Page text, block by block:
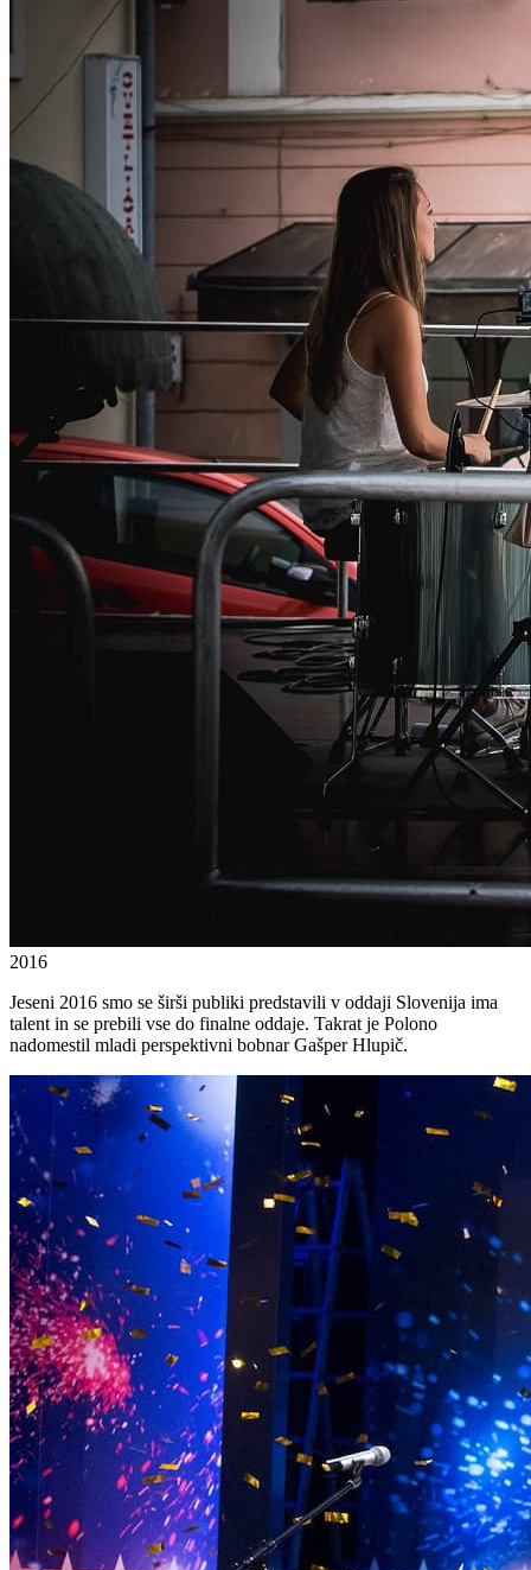
2016
Jeseni 2016 smo se širši publiki predstavili v oddaji Slovenija ima
talent in se prebili vse do finalne oddaje. Takrat je Polono
nadomestil mladi perspektivni bobnar Gašper Hlupič.